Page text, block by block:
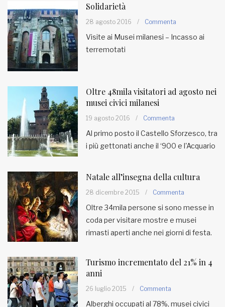
HOME
RUBRICHE
MUNICIPI
Inviateci le vostre segnalazioni
Iscriviti alla newsletter
www.viveremilano.info
Fondato e diretto da Enzo De
EDB edizioni - Via Brivio angolo C.
Imbonati, 89 20159 Milano (Italia)
Informativa sulla privacy
Solidarietà
28 agosto 2016 / Commenta
Visite ai Musei milanesi – Incasso ai
terremotati
Oltre 48mila visitatori ad agosto nei
musei civici milanesi
19 agosto 2016 / Commenta
Al primo posto il Castello Sforzesco, tra
i più gettonati anche il ‘900 e l'Acquario
Natale all’insegna della cultura
28 dicembre 2015 / Commenta
Oltre 34mila persone si sono messe in
coda per visitare mostre e musei
rimasti aperti anche nei giorni di festa.
Turismo incrementato del 21% in 4
anni
26 luglio 2015 / Commenta
Alberghi occupati al 78%, musei civici